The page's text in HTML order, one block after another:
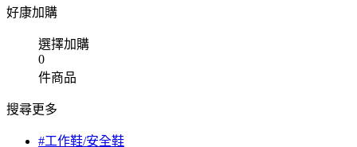
好康加購
選擇加購
0
件商品
搜尋更多
#工作鞋/安全鞋